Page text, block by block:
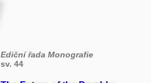
Ediční řada Monografie
sv. 44